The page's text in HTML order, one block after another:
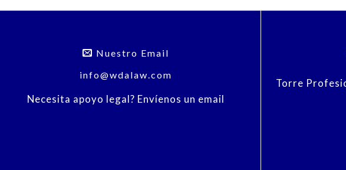
Nuestro Email
info@wdalaw.com
Necesita apoyo legal? Envíenos un email
Torre